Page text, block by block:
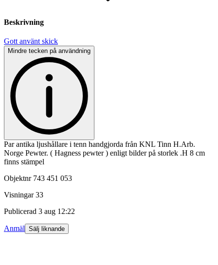
Beskrivning
Gott använt skick
Mindre tecken på användning
Par antika ljushållare i tenn handgjorda från KNL Tinn H.Arb.
Norge Pewter. ( Hagness pewter ) enligt bilder på storlek .H 8 cm
finns stämpel
Objektnr 743 451 053
Visningar 33
Publicerad 3 aug 12:22
Anmäl Sälj liknande